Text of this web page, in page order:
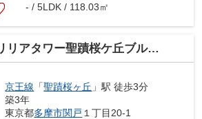
- / 5LDK / 118.03㎡
アタワー聖蹟桜ケ丘ブルーミングレジデンス
京王線 「聖蹟桜ヶ丘 」駅 徒歩3分
築3年
東京都多摩市関戸 １丁目20-1